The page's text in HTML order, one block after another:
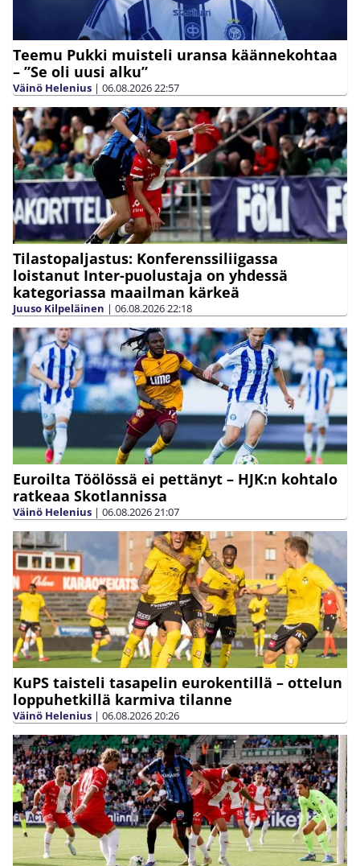
Teemu Pukki muisteli uransa käännekohtaa
– ”Se oli uusi alku”
Väinö Helenius | 06.08.202622:57
Tilastopaljastus: Konferenssiliigassa
loistanut Inter-puolustaja on yhdessä
kategoriassa maailman kärkeä
Juuso Kilpeläinen | 06.08.202622:18
Euroilta Töölössä ei pettänyt – HJK:n kohtalo
ratkeaa Skotlannissa
Väinö Helenius | 06.08.202621:07
KuPS taisteli tasapelin eurokentillä – ottelun
loppuhetkillä karmiva tilanne
Väinö Helenius | 06.08.202620:26